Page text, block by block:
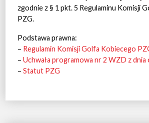
zgodnie z § 1 pkt. 5 Regulaminu Komisji
PZG.
Podstawa prawna:
– Regulamin Komisji Golfa Kobiecego
–Uchwała programowa nr 2 WZD z dnia
–Statut PZG